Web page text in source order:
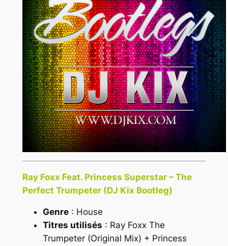
Ray Foxx Feat. Princess Superstar – The
Perfect Trumpeter (DJ Kix Bootleg)
Genre: House
Titres utilisés : Ray Foxx The
Trumpeter (Original Mix) + Princess